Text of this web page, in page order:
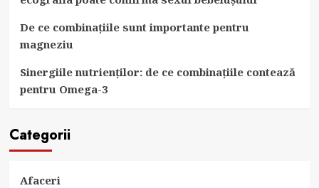
De ce combinațiile sunt importante pentru
magneziu
Sinergiile nutrienților: de ce combinațiile contează
pentru Omega-3
Categorii
Afaceri